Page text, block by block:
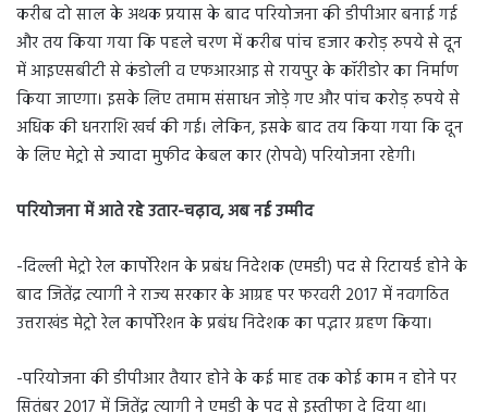
करीब दो साल के अथक प्रयास के बाद परियोजना की डीपीआर बनाई गई
और तय किया गया कि पहले चरण में करीब पांच हजार करोड़ रुपये से दून
में आइएसबीटी से कंडोली व एफआरआइ से रायपुर के कॉरीडोर का निर्माण
किया जाएगा। इसके लिए तमाम संसाधन जोड़े गए और पांच करोड़ रुपये से
अधिक की धनराशि खर्च की गई। लेकिन, इसके बाद तय किया गया कि दून
के लिए मेट्रो से ज्यादा मुफीद केबल कार (रोपवे) परियोजना रहेगी।
परियोजना में आते रहे उतार-चढ़ाव, अब नई उम्मीद
-दिल्ली मेट्रो रेल कार्पोरेशन के प्रबंध निदेशक (एमडी) पद से रिटायर्ड होने के
बाद जितेंद्र त्यागी ने राज्य सरकार के आग्रह पर फरवरी 2017 में नवगठित
उत्तराखंड मेट्रो रेल कार्पोरेशन के प्रबंध निदेशक का पद्भार ग्रहण किया।
-परियोजना की डीपीआर तैयार होने के कई माह तक कोई काम न होने पर
सितंबर 2017 में जितेंद्र त्यागी ने एमडी के पद से इस्तीफा दे दिया था।